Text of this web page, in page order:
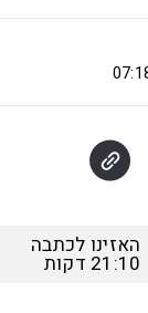
האזינו לכתבה
21:10 דקות